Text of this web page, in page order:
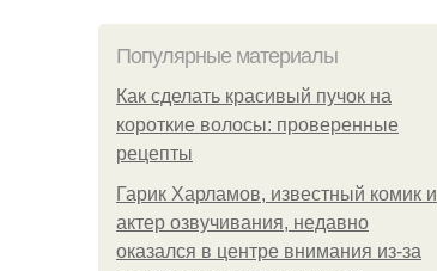
Популярные материалы
Как сделать красивый пучок на
короткие волосы: проверенные
рецепты
Гарик Харламов, известный комик и
актер озвучивания, недавно
оказался в центре внимания из-за